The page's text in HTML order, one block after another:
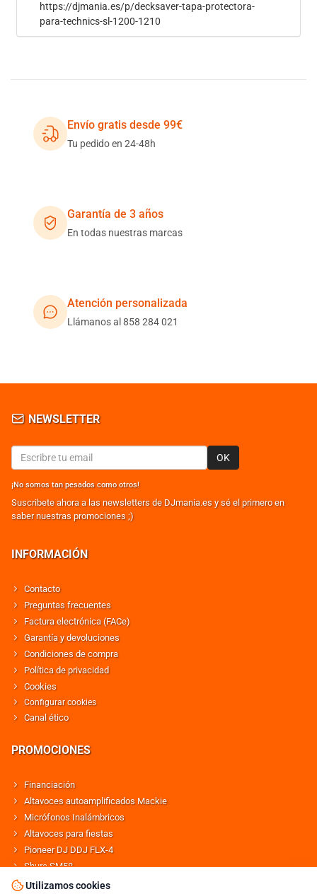
https://djmania.es/p/decksaver-tapa-protectora-
para-technics-sl-1200-1210
Envío gratis desde 99€
Tu pedido en 24-48h
Garantía de 3 años
En todas nuestras marcas
Atención personalizada
Llámanos al 858 284 021
NEWSLETTER
OK
¡No somos tan pesados como otros!
Suscribete ahora a las newsletters de DJmania.es y sé el primero en
saber nuestras promociones ;)
INFORMACIÓN
Contacto
Preguntas frecuentes
Factura electrónica (FACe)
Garantía y devoluciones
Condiciones de compra
Política de privacidad
Cookies
Configurar cookies
Canal ético
PROMOCIONES
Financiación
Altavoces autoamplificados Mackie
Micrófonos Inalámbricos
Altavoces para fiestas
Pioneer DJ DDJ FLX-4
Shure SM58
Altavoces Behringer
Utilizamos cookies